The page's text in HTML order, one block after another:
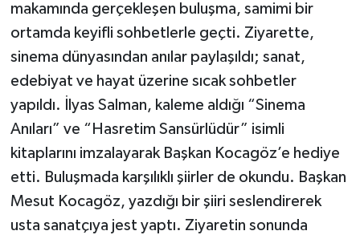
makamında gerçekleşen buluşma, samimi bir
ortamda keyifli sohbetlerle geçti. Ziyarette,
sinema dünyasından anılar paylaşıldı; sanat,
edebiyat ve hayat üzerine sıcak sohbetler
yapıldı. İlyas Salman, kaleme aldığı “Sinema
Anıları” ve “Hasretim Sansürlüdür” isimli
kitaplarını imzalayarak Başkan Kocagöz’e hediye
etti. Buluşmada karşılıklı şiirler de okundu. Başkan
Mesut Kocagöz, yazdığı bir şiiri seslendirerek
usta sanatçıya jest yaptı. Ziyaretin sonunda